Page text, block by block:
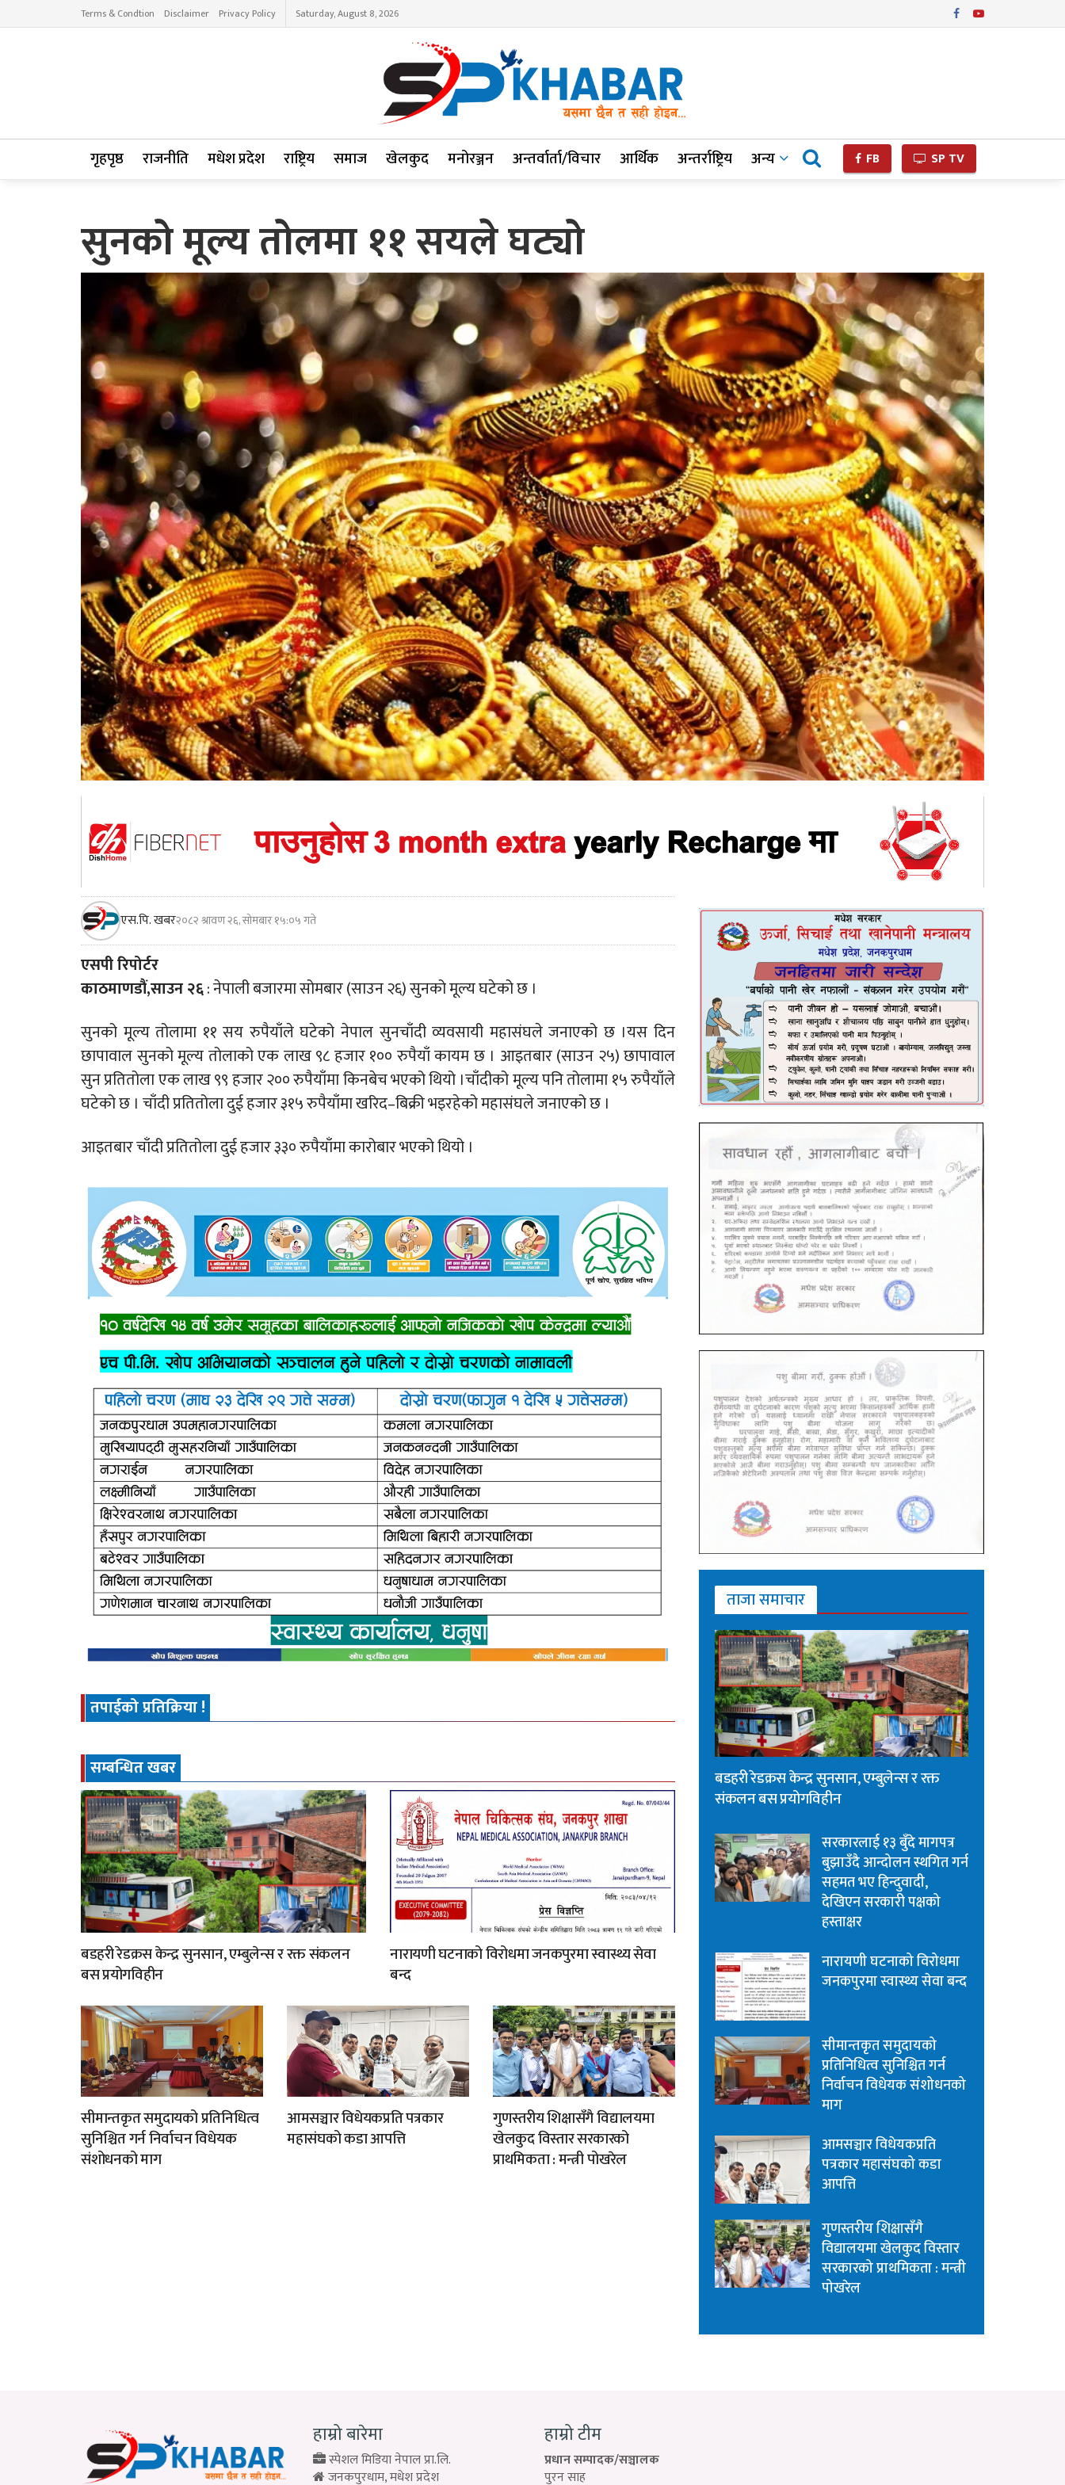
Terms & Condtion Disclaimer Privacy Policy Saturday, August 8, 2026
गृहपृष्ठ राजनीति मधेश प्रदेश राष्ट्रिय समाज खेलकुद मनोरञ्जन अन्तर्वार्ता/विचार आर्थिक अन्तर्राष्ट्रिय अन्य FB SP TV
सुनको मूल्य तोलमा ११ सयले घट्यो
एस.पि. खबर२०८२ श्रावण २६, सोमबार १५:०५ गते
एसपी रिपोर्टर
काठमाणडौं,साउन २६: नेपाली बजारमा सोमबार (साउन २६) सुनको मूल्य घटेको छ ।
सुनको मूल्य तोलामा ११ सय रुपैयाँले घटेको नेपाल सुनचाँदी व्यवसायी महासंघले जनाएको छ ।यस दिन
छापावाल सुनको मूल्य तोलाको एक लाख ९८ हजार १०० रुपैयाँ कायम छ । आइतबार (साउन २५) छापावाल
सुन प्रतितोला एक लाख ९९ हजार २०० रुपैयाँमा किनबेच भएको थियो ।चाँदीको मूल्य पनि तोलामा १५ रुपैयाँले
घटेको छ । चाँदी प्रतितोला दुई हजार ३१५ रुपैयाँमा खरिद–बिक्री भइरहेको महासंघले जनाएको छ ।
आइतबार चाँदी प्रतितोला दुई हजार ३३० रुपैयाँमा कारोबार भएको थियो ।
तपाईको प्रतिक्रिया !
सम्बन्धित खबर
बडहरी रेडक्रस केन्द्र सुनसान, एम्बुलेन्स र रक्त संकलन
बस प्रयोगविहीन
नारायणी घटनाको विरोधमा जनकपुरमा स्वास्थ्य सेवा
बन्द
सीमान्तकृत समुदायको प्रतिनिधित्व
सुनिश्चित गर्न निर्वाचन विधेयक
संशोधनको माग
आमसञ्चार विधेयकप्रति पत्रकार
महासंघको कडा आपत्ति
गुणस्तरीय शिक्षासँगै विद्यालयमा
खेलकुद विस्तार सरकारको
प्राथमिकता : मन्त्री पोखरेल
ताजा समाचार
बडहरी रेडक्रस केन्द्र सुनसान, एम्बुलेन्स र रक्त
संकलन बस प्रयोगविहीन
सरकारलाई १३ बुँदे मागपत्र
बुझाउँदै आन्दोलन स्थगित गर्न
सहमत भए हिन्दुवादी,
देखिएन सरकारी पक्षको
हस्ताक्षर
नारायणी घटनाको विरोधमा
जनकपुरमा स्वास्थ्य सेवा बन्द
सीमान्तकृत समुदायको
प्रतिनिधित्व सुनिश्चित गर्न
निर्वाचन विधेयक संशोधनको
माग
आमसञ्चार विधेयकप्रति
पत्रकार महासंघको कडा
आपत्ति
गुणस्तरीय शिक्षासँगै
विद्यालयमा खेलकुद विस्तार
सरकारको प्राथमिकता : मन्त्री
पोखरेल
हाम्रो बारेमा
स्पेशल मिडिया नेपाल प्रा.लि.
जनकपुरधाम, मधेश प्रदेश
हाम्रो टीम
प्रधान सम्पादक/सञ्चालक
पुरन साह